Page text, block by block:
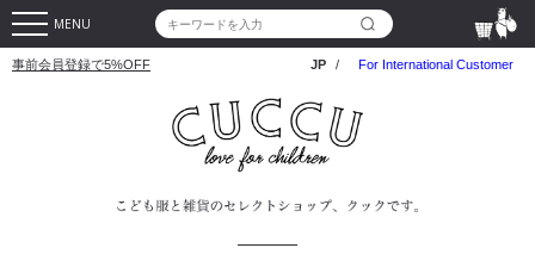
MENU
事前会員登録で5%OFF JP / For International Customer